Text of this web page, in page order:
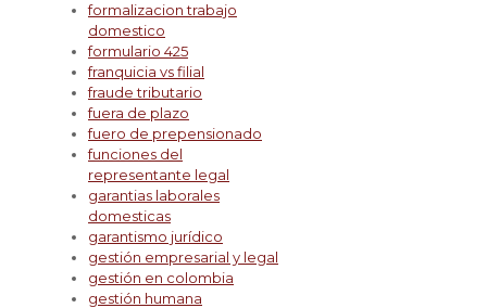
formalizacion trabajo
domestico
formulario 425
franquicia vs filial
fraude tributario
fuera de plazo
fuero de prepensionado
funciones del
representante legal
garantias laborales
domesticas
garantismo jurídico
gestión empresarial y legal
gestión en colombia
gestión humana